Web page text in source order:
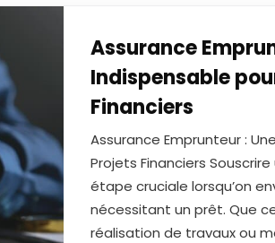
Assurance
Indispensable
Financiers
Assurance Emprunteur :
Projets Financiers
étape cruciale lorsqu’on
nécessitant un prêt. Que
réalisation de travaux ou